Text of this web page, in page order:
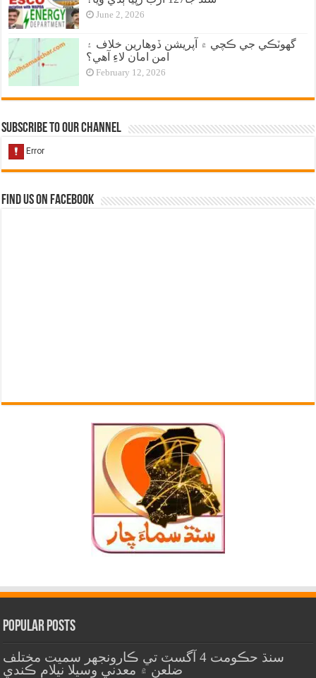
June 2, 2026
گهوٽڪي جي ڪچي ۾ آپريشن ڏوهارين خلاف ۽
امن امان لاءِ آهي؟
February 12, 2026
Subscribe to our Channel
Find us on Facebook
Popular Posts
سنڌ حڪومت 4 آگسٽ تي ڪارونجهر سميت مختلف
ضلعن ۾ معدني وسيلا نيلام ڪندي